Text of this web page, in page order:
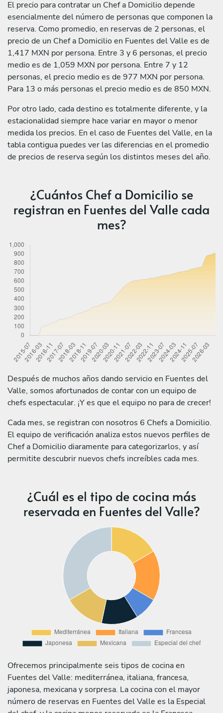
El precio para contratar un Chef a Domicilio depende
esencialmente del número de personas que componen la
reserva. Como promedio, en reservas de 2 personas, el
precio de un Chef a Domicilio en Fuentes del Valle es de
1,417 MXN por persona. Entre 3 y 6 personas, el precio
medio es de 1,059 MXN por persona. Entre 7 y 12
personas, el precio medio es de 977 MXN por persona.
Para 13 o más personas el precio medio es de 850 MXN.
Por otro lado, cada destino es totalmente diferente, y la
estacionalidad siempre hace variar en mayor o menor
medida los precios. En el caso de Fuentes del Valle, en la
tabla contigua puedes ver las diferencias en el promedio
de precios de reserva según los distintos meses del año.
¿Cuántos Chef a Domicilio se
registran en Fuentes del Valle cada
mes?
Después de muchos años dando servicio en Fuentes del
Valle, somos afortunados de contar con un equipo de
chefs espectacular. ¡Y es que el equipo no para de crecer!
Cada mes, se registran con nosotros 6 Chefs a Domicilio.
El equipo de verificación analiza estos nuevos perfiles de
Chef a Domicilio diaramente para categorizarlos, y así
permitite descubrir nuevos chefs increíbles cada mes.
¿Cuál es el tipo de cocina más
reservada en Fuentes del Valle?
Ofrecemos principalmente seis tipos de cocina en
Fuentes del Valle: mediterránea, italiana, francesa,
japonesa, mexicana y sorpresa. La cocina con el mayor
número de reservas en Fuentes del Valle es la Especial